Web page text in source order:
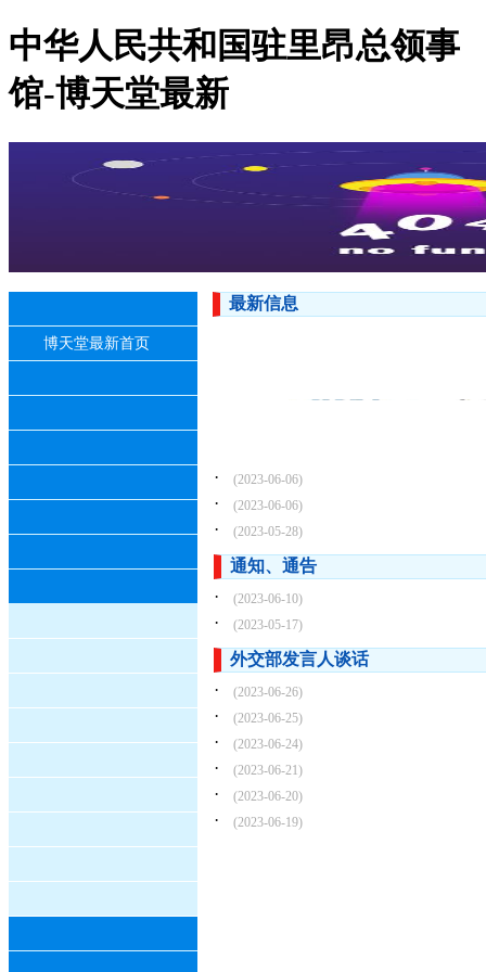
中华人民共和国驻里昂总领事
馆-博天堂最新
博天堂最新首页
最新信息
· (2023-06-06)
· (2023-06-06)
· (2023-05-28)
通知、通告
·
(2023-06-10)
· (2023-05-17)
外交部发言人谈话
·
(2023-06-26)
· (2023-06-25)
· (2023-06-24)
· (2023-06-21)
· (2023-06-20)
· (2023-06-19)